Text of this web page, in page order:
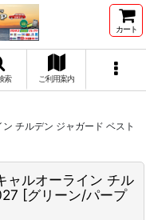
カート
索 ご利用案内
チルデン ジャガード ベスト
ャルオーライン チル
[グリーン/パープ